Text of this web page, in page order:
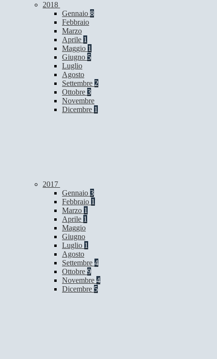
2018
Gennaio 8
Febbraio
Marzo
Aprile 1
Maggio 1
Giugno 5
Luglio
Agosto
Settembre 2
Ottobre 3
Novembre
Dicembre 1
2017
Gennaio 3
Febbraio 1
Marzo 1
Aprile 1
Maggio
Giugno
Luglio 1
Agosto
Settembre 4
Ottobre 9
Novembre 4
Dicembre 5